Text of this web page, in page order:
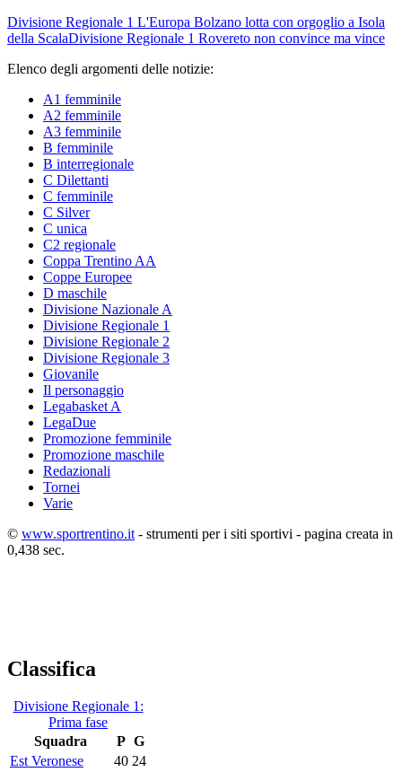
Divisione Regionale 1 L'Europa Bolzano lotta con orgoglio a Isola
della ScalaDivisione Regionale 1 Rovereto non convince ma vince
Elenco degli argomenti delle notizie:
A1 femminile
A2 femminile
A3 femminile
B femminile
B interregionale
C Dilettanti
C femminile
C Silver
C unica
C2 regionale
Coppa Trentino AA
Coppe Europee
D maschile
Divisione Nazionale A
Divisione Regionale 1
Divisione Regionale 2
Divisione Regionale 3
Giovanile
Il personaggio
Legabasket A
LegaDue
Promozione femminile
Promozione maschile
Redazionali
Tornei
Varie
© www.sportrentino.it - strumenti per i siti sportivi - pagina creata in
0,438 sec.
Classifica
Divisione Regionale 1:
Prima fase
Squadra
P G
Est Veronese
40 24